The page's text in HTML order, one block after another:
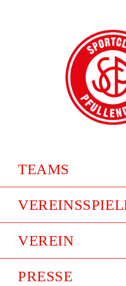
TEAMS
VEREIN
PRESSE